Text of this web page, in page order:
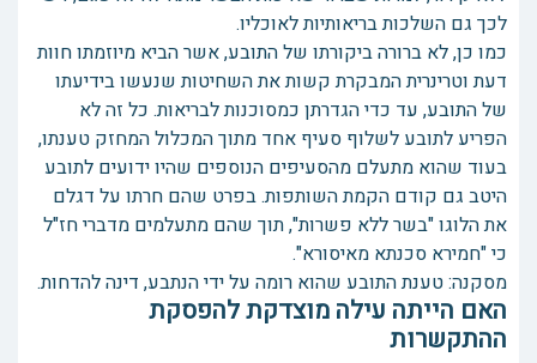
לכך גם השלכות בריאותיות לאוכליו.
כמו כן, לא ברורה ביקורתו של התובע, אשר הביא מיוזמתו חוות
דעת וטרינרית המבקרת קשות את השחיטות שנעשו בידיעתו
של התובע, עד כדי הגדרתן כמסוכנות לבריאות. כל זה לא
הפריע לתובע לשלוף סעיף אחד מתוך המכלול המחזק טענתו,
בעוד שהוא מתעלם מהסעיפים הנוספים שהיו ידועים לתובע
היטב גם קודם הקמת השותפות. בפרט שהם חרתו על דגלם
את הלוגו "בשר ללא פשרות", תוך שהם מתעלמים מדברי חז"ל
כי "חמירא סכנתא מאיסורא".
מסקנה: טענת התובע שהוא רומה על ידי הנתבע, דינה להדחות.
האם הייתה עילה מוצדקת להפסקת
ההתקשרות